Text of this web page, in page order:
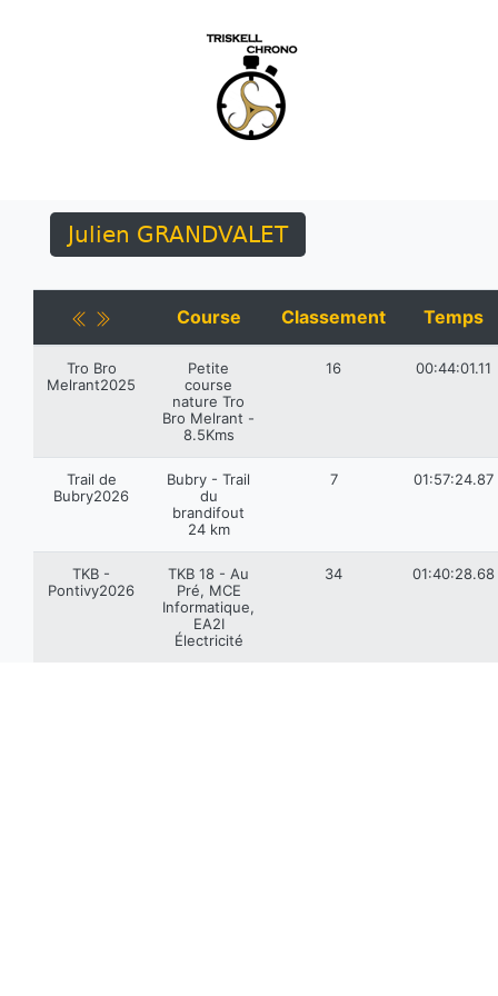
Julien GRANDVALET
Course Classement Temps
Tro Bro
Melrant2025
Petite
course
nature Tro
Bro Melrant -
8.5Kms
16 00:44:01.11
Trail de
Bubry2026
Bubry - Trail
du
brandifout
24 km
7 01:57:24.87
TKB -
Pontivy2026
TKB 18 - Au
Pré, MCE
Informatique,
EA2I
Électricité
34 01:40:28.68